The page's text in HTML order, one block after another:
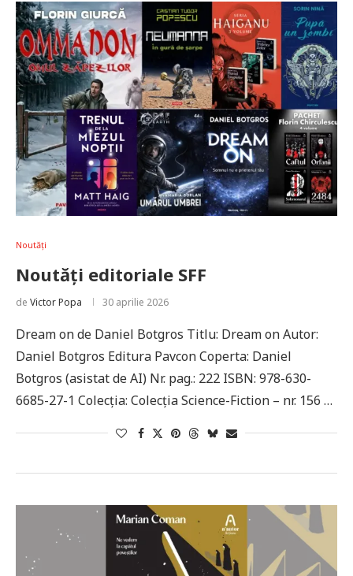
Noutăți
Noutăți editoriale SFF
de Victor Popa 30 aprilie 2026
Dream on de Daniel Botgros Titlu: Dream on Autor:
Daniel Botgros Editura Pavcon Coperta: Daniel
Botgros (asistat de AI) Nr. pag.: 222 ISBN: 978-630-
6685-27-1 Colecţia: Colecția Science-Fiction – nr. 156 …